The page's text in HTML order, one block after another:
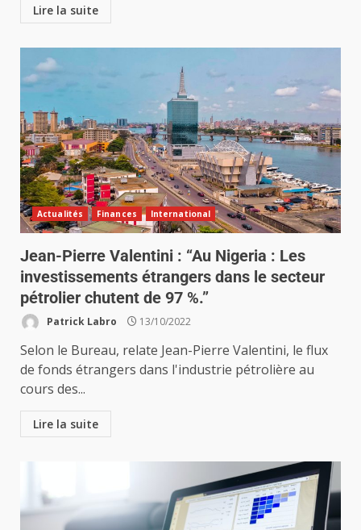
Lire la suite
Actualités Finances International
Jean-Pierre Valentini : “Au Nigeria : Les
investissements étrangers dans le secteur
pétrolier chutent de 97 %.”
Patrick Labro 13/10/2022
Selon le Bureau, relate Jean-Pierre Valentini, le flux
de fonds étrangers dans l'industrie pétrolière au
cours des...
Lire la suite